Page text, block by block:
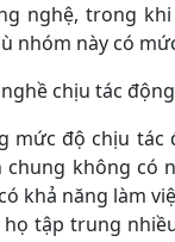
nghệ, trong
nhóm này có
chịu tác
mức độ chịu
không có
khả năng làm
tập trung